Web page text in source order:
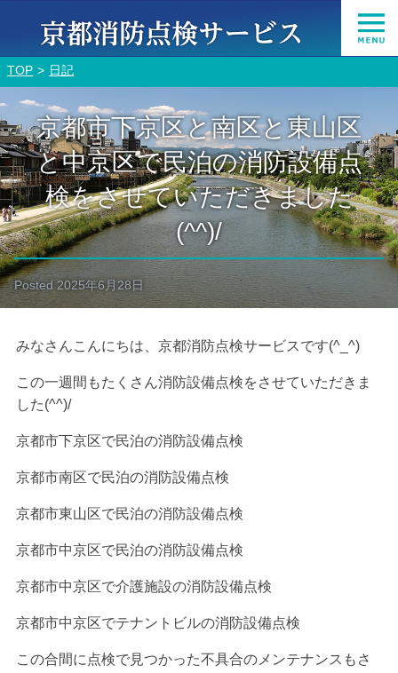
TOP 日記
京都市下京区と南区と東山区
と中京区で民泊の消防設備点
検をさせていただきました
(^^)/
Posted 2025年6月28日
みなさんこんにちは、京都消防点検サービスです(^_^)
この一週間もたくさん消防設備点検をさせていただきま
した(^^)/
京都市下京区で民泊の消防設備点検
京都市南区で民泊の消防設備点検
京都市東山区で民泊の消防設備点検
京都市中京区で民泊の消防設備点検
京都市中京区で介護施設の消防設備点検
京都市中京区でテナントビルの消防設備点検
この合間に点検で見つかった不具合のメンテナンスもさ